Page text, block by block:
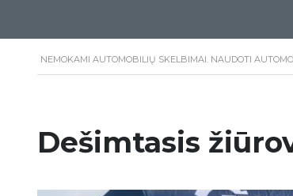
NEMOKAMI AUTOMOBILIŲ SKELBIMAI. NAUDOTI
Dešimtasis